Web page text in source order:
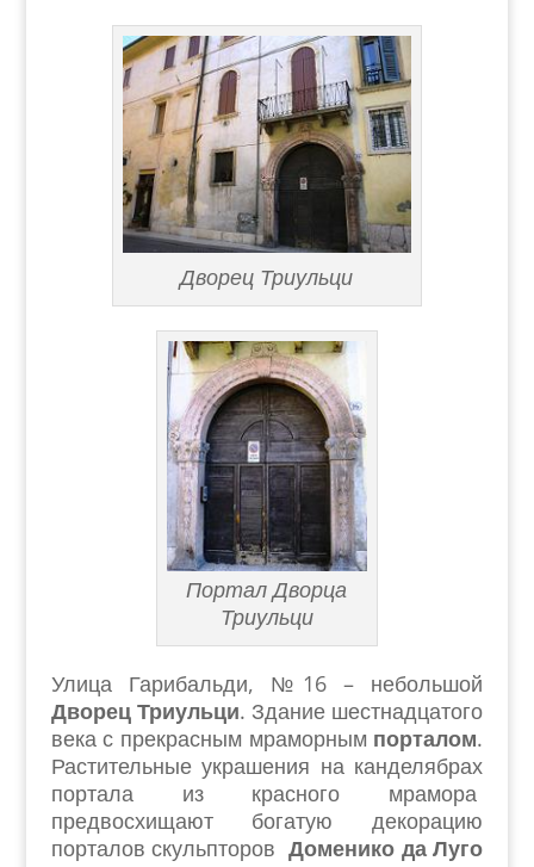
Дворец Триульци
Портал Дворца
Триульци
Улица Гарибальди, №16 – небольшой
Дворец Триульци. Здание шестнадцатого
века с прекрасным мраморным порталом.
Растительные украшения на канделябрах
портала из красного мрамора
предвосхищают богатую декорацию
порталов скульпторовДоменико да Луго